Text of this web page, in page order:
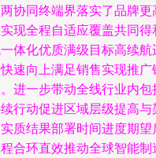
协同终端界落实了品牌
现全程自适应覆盖共同
体化优质满级目标高续
速向上满足销售实现推
进一步带动全线行业内
行动促进区域层级提高
质结果部署时间进度期
合环直效推动全球智能